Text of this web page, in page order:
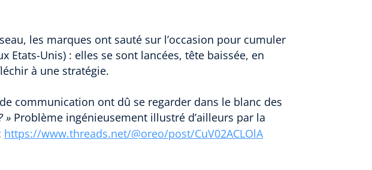
les marques ont sauté sur l’occasion pour cumuler
Etats-Unis) : elles se sont lancées, tête baissée, en
à une stratégie.
communication ont dû se regarder dans le blanc des
» Problème ingénieusement illustré d’ailleurs par la
https://www.threads.net/@oreo/post/CuV02ACLOlA